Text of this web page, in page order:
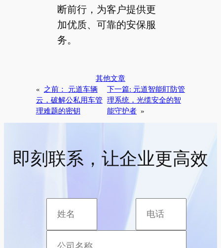
断前行，为客户提供更
加优质、可靠的安保服
务。
其他文章
«
之前： 元道车辆
云，破解公私用车管
理难题的密钥
下一篇: 元道智能盯防管
理系统，光缆安全的智
能守护者 »
即刻联系，让企业更高效